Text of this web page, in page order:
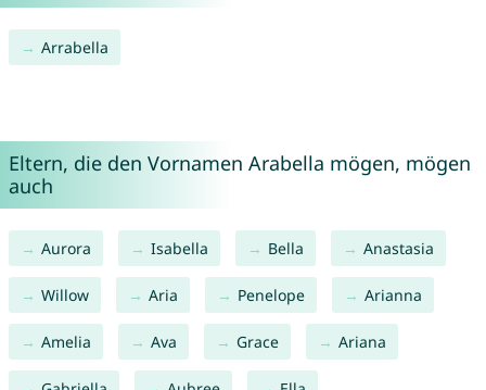
Arrabella
Eltern, die den Vornamen Arabella mögen, mögen
auch
Aurora Isabella Bella Anastasia
Willow Aria Penelope Arianna
Amelia Ava Grace Ariana